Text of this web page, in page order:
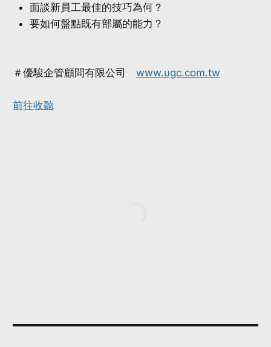
面談新員工最佳的技巧為何？
要如何盤點既有部屬的能力？
＃優駿企管顧問有限公司 www.ugc.com.tw
前往收聽